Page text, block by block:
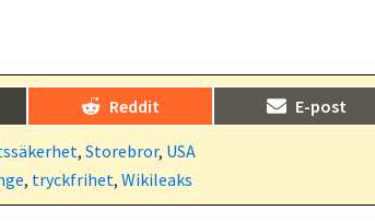
Dela
på
Reddit
Dela
på
E-post
, Storebror, USA
, tryckfrihet, Wikileaks